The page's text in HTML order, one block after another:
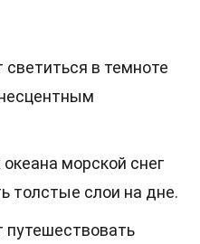
в темноте
морской снег
толстые слои на дне.
путешествовать